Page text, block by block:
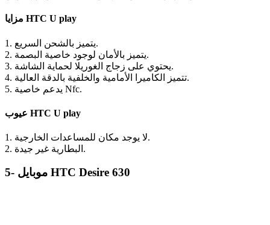
مزايا HTC U play
1. يتميز بالشحن السريع.
2. يتميز بالأمان لوجود خاصية البصمة.
3. يحتوي على زجاج الغوريلا لحماية الشاشة.
4. تتميز الكاميرا الأمامية والخلفية بالدقة العالية.
5. يدعم خاصية Nfc.
عيوب HTC U play
1. لا يوجد مكان للمساعدات الخارجية.
2. البطارية غير جيدة.
5- موبايل HTC Desire 630